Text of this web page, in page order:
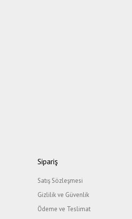
Sipariş
Satış Sözleşmesi
Gizlilik ve Güvenlik
Ödeme ve Teslimat